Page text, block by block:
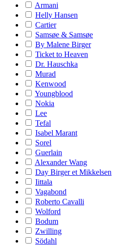
Armani
Helly Hansen
Cartier
Samsøe & Samsøe
By Malene Birger
Ticket to Heaven
Dr. Hauschka
Murad
Kenwood
Youngblood
Nokia
Lee
Tefal
Isabel Marant
Sorel
Guerlain
Alexander Wang
Day Birger et Mikkelsen
Iittala
Vagabond
Roberto Cavalli
Wolford
Bodum
Zwilling
Södahl